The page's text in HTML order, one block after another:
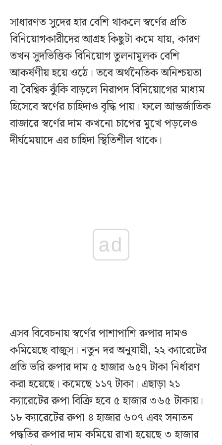
সাধারণত সুদের হার বেশি থাকলে স্বর্ণের প্রতি
বিনিয়োগকারীদের আগ্রহ কিছুটা কমে যায়, কারণ
তখন সুদভিত্তিক বিনিয়োগ তুলনামূলক বেশি
আকর্ষণীয় হয়ে ওঠে। তবে অর্থনৈতিক অনিশ্চয়তা
বা বৈশ্বিক ঝুঁকি বাড়লে নিরাপদ বিনিয়োগের মাধ্যম
হিসেবে স্বর্ণের চাহিদাও বৃদ্ধি পায়। ফলে আন্তর্জাতিক
বাজারে স্বর্ণের দাম কখনো চাপের মুখে পড়লেও
দীর্ঘমেয়াদে এর চাহিদা স্থিতিশীল থাকে।
ad
এসব বিবেচনায় স্বর্ণের পাশাপাশি রুপার দামও
কমিয়েছে বাজুস। নতুন দর অনুযায়ী, ২২ ক্যারেটের
প্রতি ভরি রুপার দাম ৫ হাজার ৬৫৭ টাকা নির্ধারণ
করা হয়েছে। কমেছে ১১৭ টাকা। এছাড়া ২১
ক্যারেটের রুপা বিক্রি হবে ৫ হাজার ৩৬৫ টাকায়।
১৮ ক্যারেটের রুপা ৪ হাজার ৬০৭ এবং সনাতন
পদ্ধতির রুপার দাম কমিয়ে রাখা হয়েছে ৩ হাজার